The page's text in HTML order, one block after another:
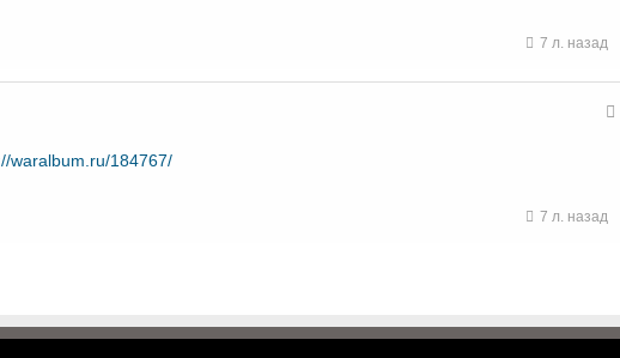
7 л. назад
waralbum.ru/184767/
7 л. назад